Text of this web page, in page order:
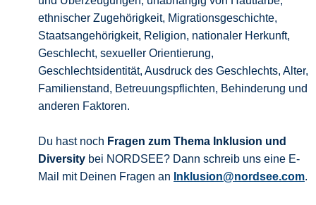
ethnischer Zugehörigkeit, Migrationsgeschichte,
Staatsangehörigkeit, Religion, nationaler Herkunft,
Geschlecht, sexueller Orientierung,
Geschlechtsidentität, Ausdruck des Geschlechts, Alter,
Familienstand, Betreuungspflichten, Behinderung und
anderen Faktoren.
Du hast noch Fragen zum Thema Inklusion und
Diversity bei NORDSEE? Dann schreib uns eine E-
Mail mit Deinen Fragen an Inklusion@nordsee.com.